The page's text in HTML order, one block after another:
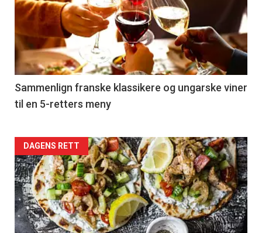
akkurat
nå
-
5
Sammenlign franske klassikere og ungarske viner
til en 5-retters meny
Forsiden
akkurat
nå
-
DAGENS RETT